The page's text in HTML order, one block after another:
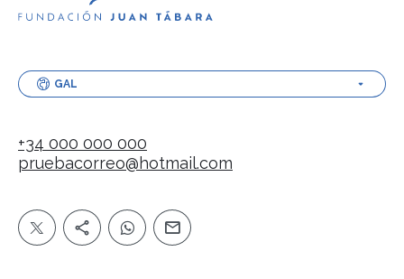
GAL
+34 000 000 000
pruebacorreo@hotmail.com